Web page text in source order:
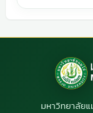
มหาวิทยาลัย